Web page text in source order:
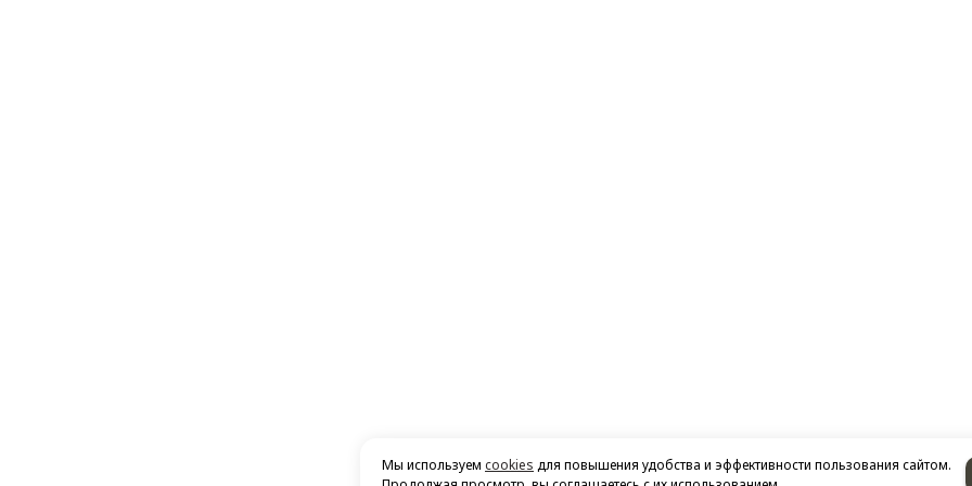
Мы используем cookies для повышения удобства и эффективности пользования сайтом.